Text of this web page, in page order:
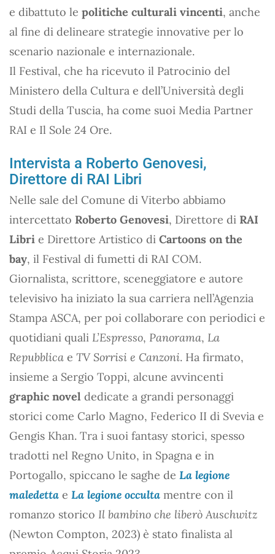
e dibattuto le politiche culturali vincenti, anche
al fine di delineare strategie innovative per lo
scenario nazionale e internazionale.
Il Festival, che ha ricevuto il Patrocinio del
Ministero della Cultura e dell’Università degli
Studi della Tuscia, ha come suoi Media Partner
RAI e Il Sole 24 Ore.
Intervista a Roberto Genovesi,
Direttore di RAI Libri
Nelle sale del Comune di Viterbo abbiamo
intercettato Roberto Genovesi, Direttore di RAI
Libri e Direttore Artistico di Cartoons on the
bay, il Festival di fumetti di RAI COM.
Giornalista, scrittore, sceneggiatore e autore
televisivo ha iniziato la sua carriera nell’Agenzia
Stampa ASCA, per poi collaborare con periodici e
quotidiani quali L’Espresso, Panorama, La
Repubblica e TV Sorrisi e Canzoni. Ha firmato,
insieme a Sergio Toppi, alcune avvincenti
graphic novel dedicate a grandi personaggi
storici come Carlo Magno, Federico II di Svevia e
Gengis Khan. Tra i suoi fantasy storici, spesso
tradotti nel Regno Unito, in Spagna e in
Portogallo, spiccano le saghe de La legione
maledetta e La legione occulta mentre con il
romanzo storico Il bambino che liberò Auschwitz
(Newton Compton, 2023) è stato finalista al